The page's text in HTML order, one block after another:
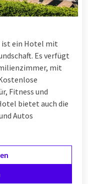
ist ein Hotel mit
Es verfügt
mit
Fitness und
bietet auch die
Autos